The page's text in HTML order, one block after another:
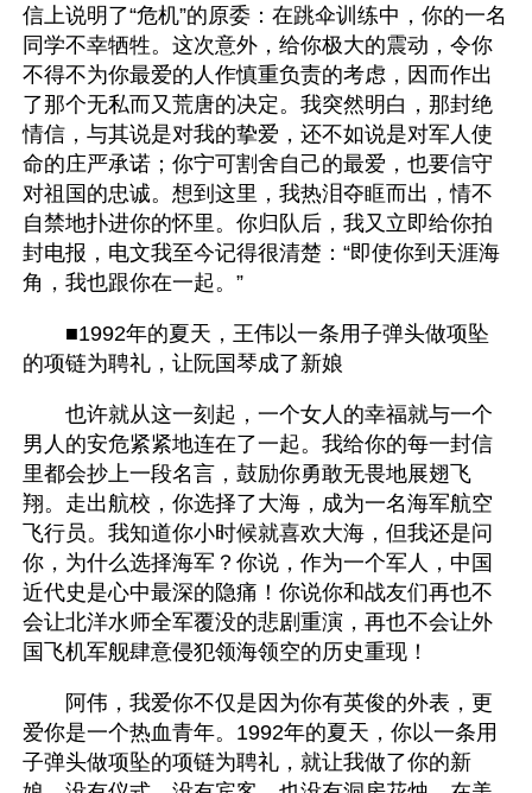
信上说明了“危机”的原委：在跳伞训练中，你的一名
同学不幸牺牲。这次意外，给你极大的震动，令你
不得不为你最爱的人作慎重负责的考虑，因而作出
了那个无私而又荒唐的决定。我突然明白，那封绝
情信，与其说是对我的挚爱，还不如说是对军人使
命的庄严承诺；你宁可割舍自己的最爱，也要信守
对祖国的忠诚。想到这里，我热泪夺眶而出，情不
自禁地扑进你的怀里。你归队后，我又立即给你拍
封电报，电文我至今记得很清楚：“即使你到天涯海
角，我也跟你在一起。”
■1992年的夏天，王伟以一条用子弹头做项坠
的项链为聘礼，让阮国琴成了新娘
也许就从这一刻起，一个女人的幸福就与一个
男人的安危紧紧地连在了一起。我给你的每一封信
里都会抄上一段名言，鼓励你勇敢无畏地展翅飞
翔。走出航校，你选择了大海，成为一名海军航空
飞行员。我知道你小时候就喜欢大海，但我还是问
你，为什么选择海军？你说，作为一个军人，中国
近代史是心中最深的隐痛！你说你和战友们再也不
会让北洋水师全军覆没的悲剧重演，再也不会让外
国飞机军舰肆意侵犯领海领空的历史重现！
阿伟，我爱你不仅是因为你有英俊的外表，更
爱你是一个热血青年。1992年的夏天，你以一条用
子弹头做项坠的项链为聘礼，就让我做了你的新